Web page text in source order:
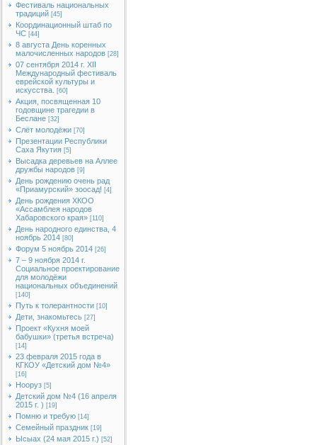
Фестиваль национальных
традиций [45]
Координационный штаб по
ЧС [44]
8 августа День коренных
малочисленных народов [28]
07 сентября 2014 г. XII
Международный фестиваль
еврейской культуры и
искусства.
[60]
Акция, посвященная 10
годовщине трагедии в
Беслане [32]
Слёт молодёжи [70]
Презентации Республики
Саха Якутия [5]
Высадка деревьев на Аллее
дружбы народов [9]
День рождению очень рад
«Приамурский» зоосад! [4]
День рождения ХКОО
«Ассамблея народов
Хабаровского края» [110]
День народного единства, 4
ноябрь 2014 [80]
Форум 5 ноябрь 2014 [26]
7 – 9 ноября 2014 г.
Социальное проектирование
для молодёжи
национальных объединений
[140]
Путь к толерантности [10]
Дети, знакомьтесь [27]
Проект «Кухня моей
бабушки» (третья встреча)
[14]
23 февраля 2015 года в
КГКОУ «Детский дом №4»
[16]
Нооруз [5]
Детский дом №4 (16 апреля
2015 г. ) [19]
Помню и требую [14]
Семейный праздник [19]
Ысыах (24 мая 2015 г.) [52]